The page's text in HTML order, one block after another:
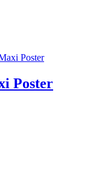
Poster